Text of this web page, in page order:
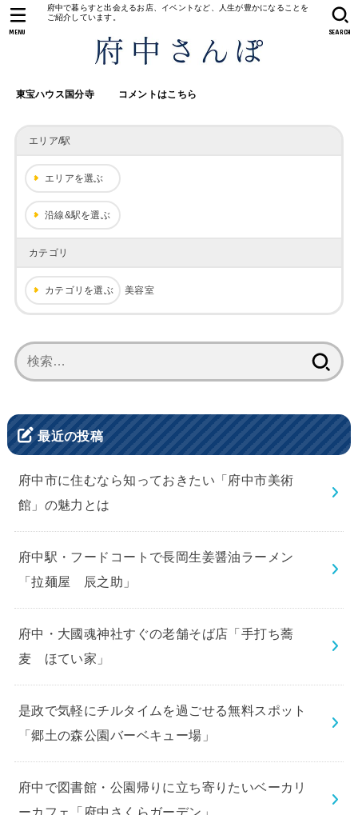
府中で暮らすと出会えるお店、イベントなど、人生が豊かになることを
ご紹介しています。
東宝ハウス国分寺 コメントはこちら
SEARCH
MENU
エリア/駅
エリアを選ぶ
沿線&駅を選ぶ
カテゴリ
カテゴリを選ぶ 美容室
索:
最近の投稿
府中市に住むなら知っておきたい「府中市美術
館」の魅力とは
府中駅・フードコートで長岡生姜醤油ラーメン
「拉麺屋 辰之助」
府中・大國魂神社すぐの老舗そば店「手打ち蕎
麦 ほてい家」
是政で気軽にチルタイムを過ごせる無料スポット
「郷土の森公園バーベキュー場」
府中で図書館・公園帰りに立ち寄りたいベーカリ
ーカフェ「府中さくらガーデン」